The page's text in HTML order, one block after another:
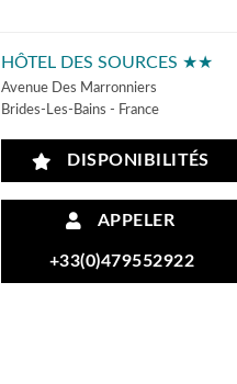
HÔTEL DES SOURCES ★★
Avenue Des Marronniers
Brides-Les-Bains - France
DISPONIBILITÉS
APPELER
+33(0)479552922